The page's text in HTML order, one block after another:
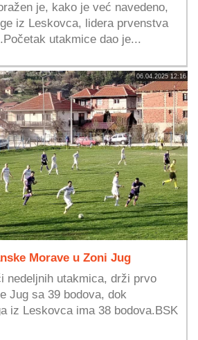
je, kako je već navedeno,
iz Leskovca, lidera prvenstva
utakmice dao je...
06.04.2025 12:16
Morave u Zoni Jug
nedeljnih utakmica, drži prvo
Jug sa 39 bodova, dok
iz Leskovca ima 38 bodova.BSK